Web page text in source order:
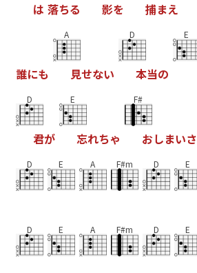
は 落ちる 影を 捕まえ
誰にも
A
見せない
D
本当の
E
D
君が
E
忘れちゃ
F#
おしまいさ
D E A F#m D E
D E A F#m D E